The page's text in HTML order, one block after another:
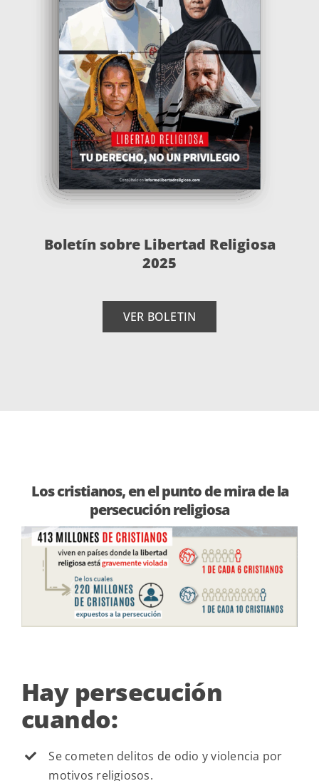
Boletín sobre Libertad Religiosa
2025
VER BOLETIN
Los cristianos, en el punto de mira de la
persecución religiosa
Hay persecución
cuando:
Se cometen delitos de odio y violencia por
motivos religiosos.